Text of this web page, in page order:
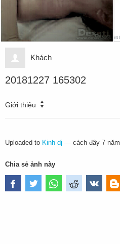
Khách
20181227 165302
Giới thiệu
Uploaded to Kinh dị — cách đây 7 năm
Chia sẻ ảnh này